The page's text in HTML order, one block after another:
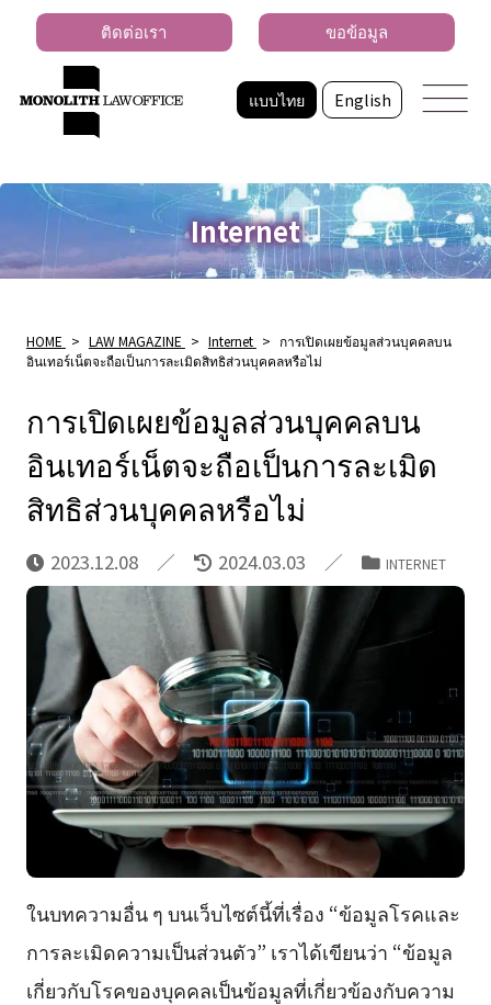
แบบไทย English
ติดต่อเรา ขอข้อมูล
Internet
HOME > LAW MAGAZINE > Internet > การเปิดเผยข้อมูลส่วนบุคคลบน
อินเทอร์เน็ตจะถือเป็นการละเมิดสิทธิส่วนบุคคลหรือไม่
การเปิดเผยข้อมูลส่วนบุคคลบน
อินเทอร์เน็ตจะถือเป็นการละเมิด
สิทธิส่วนบุคคลหรือไม่
2023.12.08 2024.03.03 INTERNET
ในบทความอื่น ๆ บนเว็บไซต์นี้ที่เรื่อง “ข้อมูลโรคและ
การละเมิดความเป็นส่วนตัว” เราได้เขียนว่า “ข้อมูล
เกี่ยวกับโรคของบุคคลเป็นข้อมูลที่เกี่ยวข้องกับความ